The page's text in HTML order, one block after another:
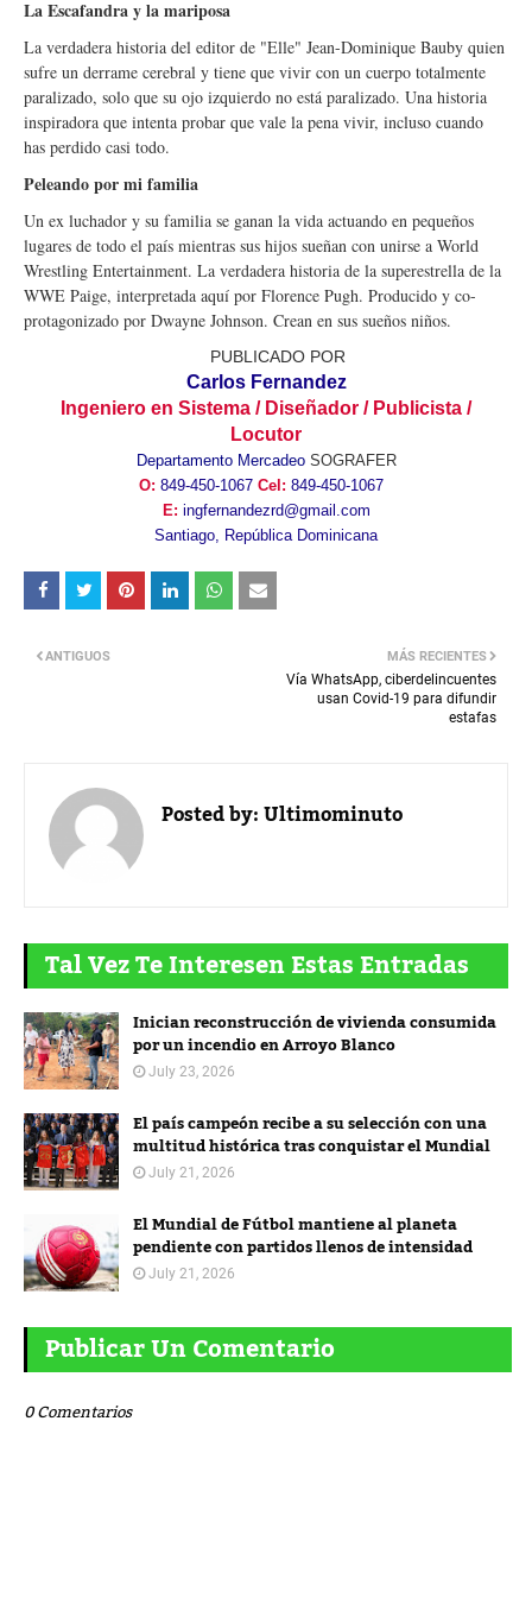
La Escafandra y la mariposa
La verdadera historia del editor de "Elle" Jean-Dominique Bauby quien
sufre un derrame cerebral y tiene que vivir con un cuerpo totalmente
paralizado, solo que su ojo izquierdo no está paralizado. Una historia
inspiradora que intenta probar que vale la pena vivir, incluso cuando
has perdido casi todo.
Peleando por mi familia
Un ex luchador y su familia se ganan la vida actuando en pequeños
lugares de todo el país mientras sus hijos sueñan con unirse a World
Wrestling Entertainment. La verdadera historia de la superestrella de la
WWE Paige, interpretada aquí por Florence Pugh. Producido y co-
protagonizado por Dwayne Johnson. Crean en sus sueños niños.
PUBLICADO POR
Carlos Fernandez
Ingeniero en Sistema / Diseñador / Publicista /
Locutor
Departamento Mercadeo SOGRAFER
O: 849-450-1067 Cel: 849-450-1067
E: ingfernandezrd@gmail.com
Santiago, República Dominicana
MÁS RECIENTES
Vía WhatsApp, ciberdelincuentes
usan Covid-19 para difundir
estafas
ANTIGUOS
Posted by:Ultimominuto
Tal Vez Te Interesen Estas Entradas
Inician reconstrucción de vivienda consumida
por un incendio en Arroyo Blanco
July 23, 2026
El país campeón recibe a su selección con una
multitud histórica tras conquistar el Mundial
July 21, 2026
El Mundial de Fútbol mantiene al planeta
pendiente con partidos llenos de intensidad
July 21, 2026
Publicar Un Comentario
0 Comentarios